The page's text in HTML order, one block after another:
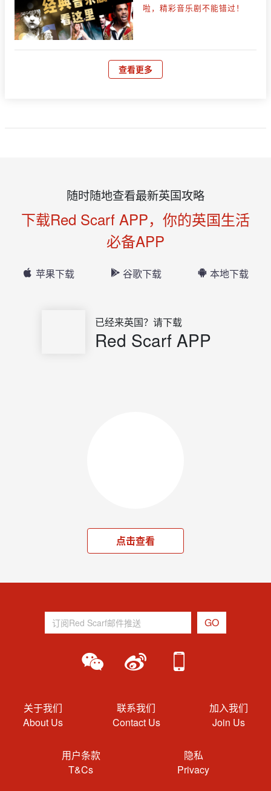
啦，精彩音乐剧不能错过！
查看更多
随时随地查看最新英国攻略
下载Red Scarf APP，你的英国生活
必备APP
苹果下载 谷歌下载 本地下载
已经来英国？请下载
Red Scarf APP
点击查看
关于我们
About Us
联系我们
Contact Us
加入我们
Join Us
用户条款
T&Cs
隐私
Privacy